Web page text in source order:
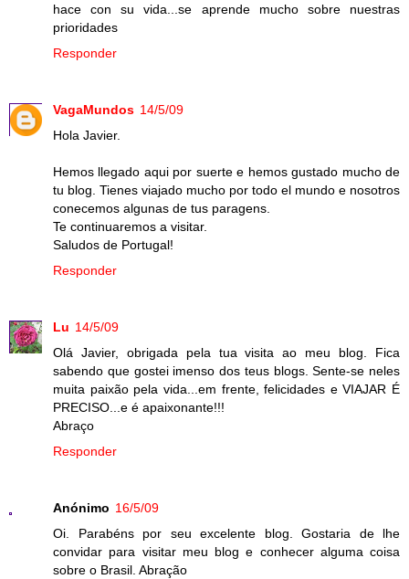
hace con su vida...se aprende mucho sobre nuestras
prioridades
Responder
VagaMundos 14/5/09
Hola Javier.
Hemos llegado aqui por suerte e hemos gustado mucho de
tu blog. Tienes viajado mucho por todo el mundo e nosotros
conecemos algunas de tus paragens.
Te continuaremos a visitar.
Saludos de Portugal!
Responder
Lu 14/5/09
Olá Javier, obrigada pela tua visita ao meu blog. Fica
sabendo que gostei imenso dos teus blogs. Sente-se neles
muita paixão pela vida...em frente, felicidades e VIAJAR É
PRECISO...e é apaixonante!!!
Abraço
Responder
Anónimo 16/5/09
Oi. Parabéns por seu excelente blog. Gostaria de lhe
convidar para visitar meu blog e conhecer alguma coisa
sobre o Brasil. Abração